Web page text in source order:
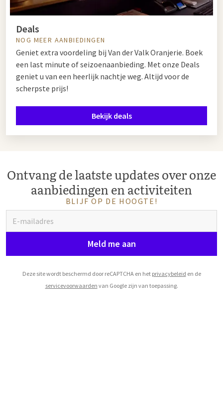
Deals
NOG MEER AANBIEDINGEN
Geniet extra voordeling bij Van der Valk Oranjerie. Boek
een last minute of seizoenaanbieding. Met onze Deals
geniet u van een heerlijk nachtje weg. Altijd voor de
scherpste prijs!
Bekijk deals
Ontvang de laatste updates over onze
aanbiedingen en activiteiten
BLIJF OP DE HOOGTE!
Meld me aan
Deze site wordt beschermd door reCAPTCHA en het privacybeleid en de
servicevoorwaarden van Google zijn van toepassing.